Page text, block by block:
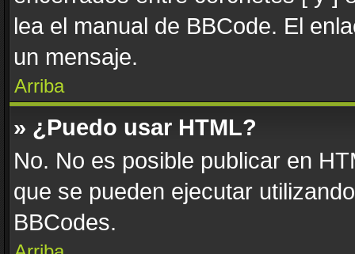
lea el manual de BBCode. El
un mensaje.
Arriba
» ¿Puedo usar HTML?
No. No es posible publicar en
que se pueden ejecutar
BBCodes.